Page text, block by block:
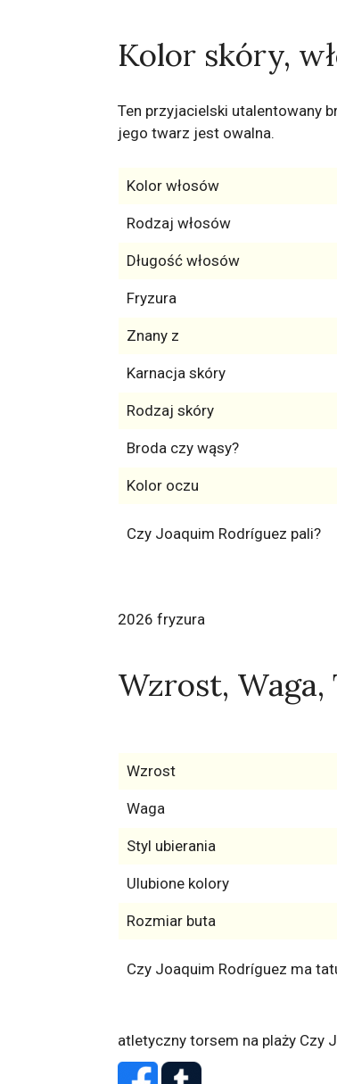
Kolor skóry,
Ten przyjacielski utalentowany
jego twarz jest owalna.
Kolor włosów
Rodzaj włosów
Długość włosów
Fryzura
Znany z
Karnacja skóry
Rodzaj skóry
Broda czy wąsy?
Kolor oczu
Czy Joaquim Rodríguez pali?
2026 fryzura
Wzrost,
Wzrost
Waga
Styl ubierania
Ulubione kolory
Rozmiar buta
Czy Joaquim Rodríguez ma
atletyczny torsem na plaży Czy